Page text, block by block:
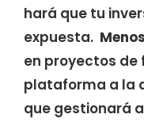
hará que tu
expuesta.
en proyectos de
plataforma a la
que gestionará